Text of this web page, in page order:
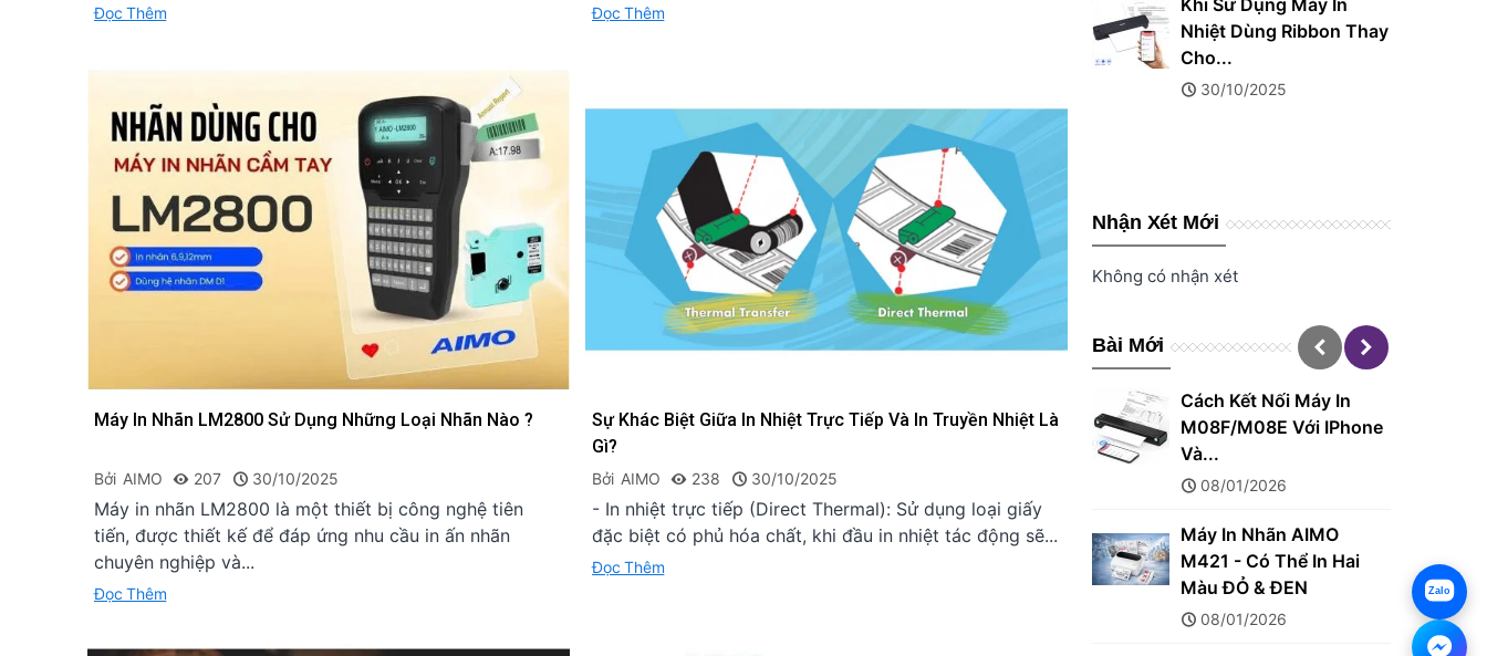
Bluetooth...
08/01/2026
Khi Sử Dụng Máy In
Nhiệt Dùng Ribbon Thay
Cho...
30/10/2025
Nhận Xét Mới
Không có nhận xét
Bài Mới
Cách Kết Nối Máy In
M08F/M08E Với IPhone
Và...
08/01/2026
Máy In Nhãn AIMO
M421 - Có Thể In Hai
Màu ĐỎ & ĐEN
08/01/2026
Đọc Thêm Đọc Thêm
Máy In Nhãn LM2800 Sử Dụng Những Loại Nhãn Nào ?
Bởi AIMO 207 30/10/2025
Máy in nhãn LM2800 là một thiết bị công nghệ tiên
tiến, được thiết kế để đáp ứng nhu cầu in ấn nhãn
chuyên nghiệp và...
Đọc Thêm
Sự Khác Biệt Giữa In Nhiệt Trực Tiếp Và In Truyền Nhiệt Là
Gì?
Bởi AIMO 238 30/10/2025
- In nhiệt trực tiếp (Direct Thermal): Sử dụng loại giấy
đặc biệt có phủ hóa chất, khi đầu in nhiệt tác động sẽ...
Đọc Thêm
Zalo